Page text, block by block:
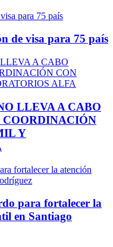
de visa para 75 país
LLEVA A CABO
Y
para fortalecer la
en Santiago